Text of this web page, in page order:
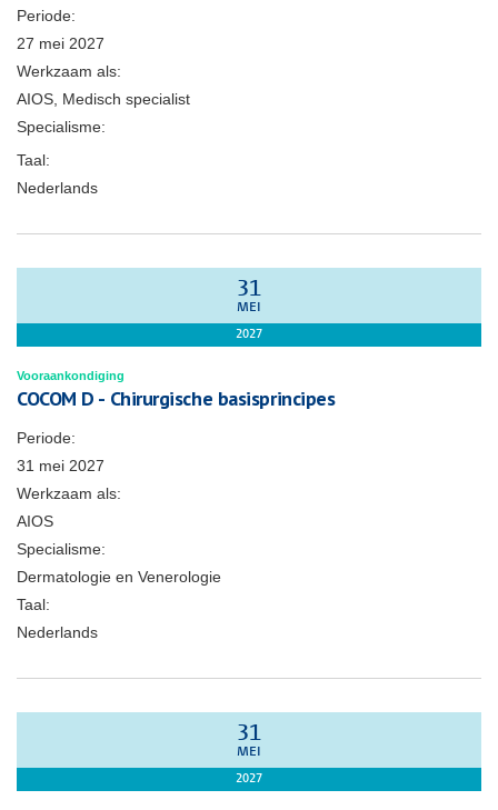
Periode:
27 mei 2027
Werkzaam als:
AIOS, Medisch specialist
Specialisme:
Taal:
Nederlands
31
MEI
2027
Vooraankondiging
COCOM D - Chirurgische basisprincipes
Periode:
31 mei 2027
Werkzaam als:
AIOS
Specialisme:
Dermatologie en Venerologie
Taal:
Nederlands
31
MEI
2027